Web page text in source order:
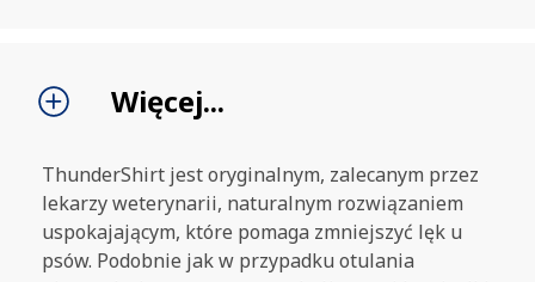
Więcej...
ThunderShirt jest oryginalnym, zalecanym przez
lekarzy weterynarii, naturalnym rozwiązaniem
uspokajającym, które pomaga zmniejszyć lęk u
psów. Podobnie jak w przypadku otulania